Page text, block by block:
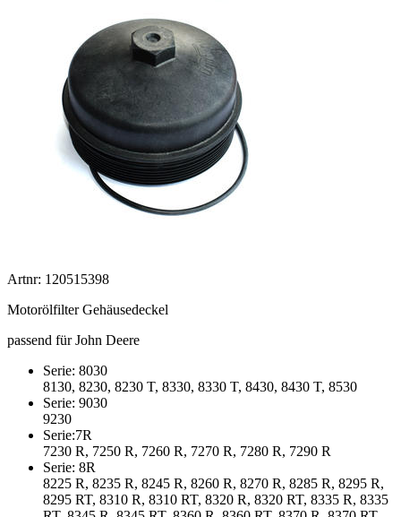
Artnr: 120515398
Motorölfilter Gehäusedeckel
passend für John Deere
Serie: 8030
8130, 8230, 8230 T, 8330, 8330 T, 8430, 8430 T, 8530
Serie: 9030
9230
Serie:7R
7230 R, 7250 R, 7260 R, 7270 R, 7280 R, 7290 R
Serie: 8R
8225 R, 8235 R, 8245 R, 8260 R, 8270 R, 8285 R, 8295 R,
8295 RT, 8310 R, 8310 RT, 8320 R, 8320 RT, 8335 R, 8335